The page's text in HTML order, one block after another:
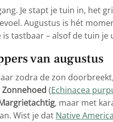
Je stapt je tuin in, het
Augustus is hét
tastbaar – alsof de tuin
van augustus
zodra de zon
Zonnehoed (Echinacea
, maar met
Wist je dat Native